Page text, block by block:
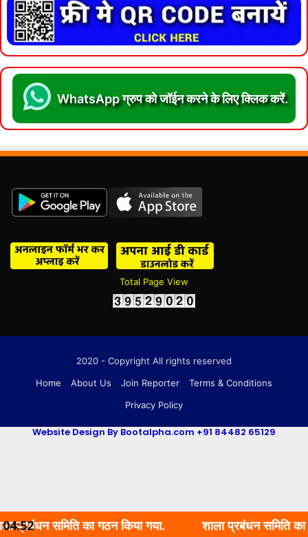
WhatsApp ग्रुप को जॉईन करने के लिए क्लिक करें.
Total Page View
2020 - Copyright All rights reserved
Home
About Us Join Reporter
Terms & Conditions
Privacy Policy
Website Design By Bootalpha.com +91 84482 65129
समिति का गठन किया गया. शाला प्रबंधन समिति का गठन
04:52